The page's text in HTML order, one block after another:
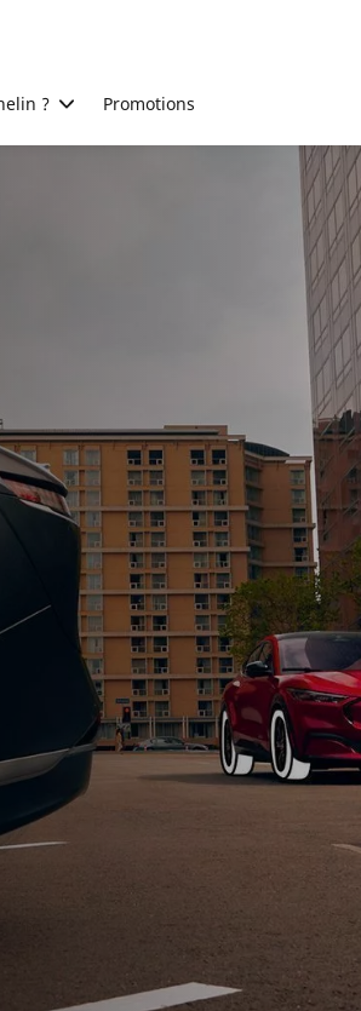
? Promotions